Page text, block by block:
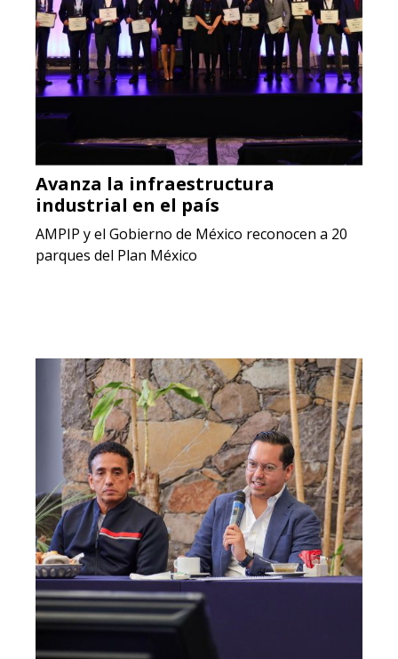
Avanza la infraestructura
industrial en el país
AMPIP y el Gobierno de México reconocen a 20
parques del Plan México